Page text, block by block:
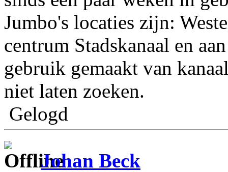
Jumbo's locaties zijn:
centrum Stadskanaal en
gebruik gemaakt van
niet laten zoeken.
Gelogd
Johan Beck